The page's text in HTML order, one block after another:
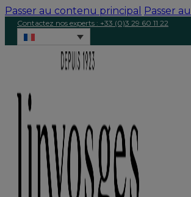
Passer au contenu principal Passer
Contactez nos experts : +33 (0)3 29 60 11 22